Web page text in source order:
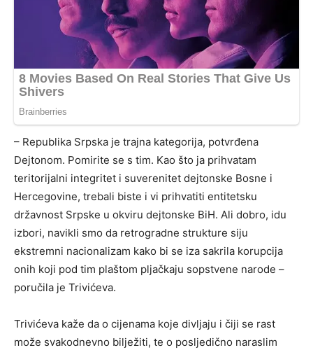
– Republika Srpska je trajna kategorija, potvrđena
Dejtonom. Pomirite se s tim. Kao što ja prihvatam
teritorijalni integritet i suverenitet dejtonske Bosne i
Hercegovine, trebali biste i vi prihvatiti entitetsku
državnost Srpske u okviru dejtonske BiH. Ali dobro, idu
izbori, navikli smo da retrogradne strukture siju
ekstremni nacionalizam kako bi se iza sakrila korupcija
onih koji pod tim plaštom pljačkaju sopstvene narode –
poručila je Trivićeva.
Trivićeva kaže da o cijenama koje divljaju i čiji se rast
može svakodnevno bilježiti, te o posljedično naraslim